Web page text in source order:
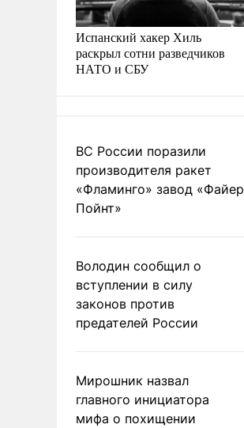
Испанский хакер Хиль
раскрыл сотни разведчиков
НАТО и СБУ
ВС России поразили
производителя ракет
«Фламинго» завод «Файер
Пойнт»
Володин сообщил о
вступлении в силу
законов против
предателей России
Мирошник назвал
главного инициатора
мифа о похищении